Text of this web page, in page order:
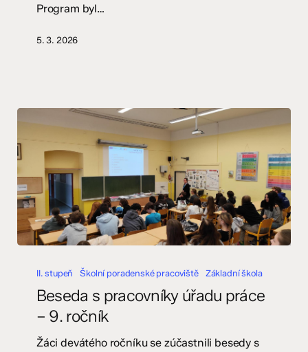
Program byl…
5. 3. 2026
úřadu
práce
II. stupeň Školní poradenské pracoviště Základní škola
Beseda s pracovníky úřadu práce
– 9. ročník
Žáci devátého ročníku se zúčastnili besedy s